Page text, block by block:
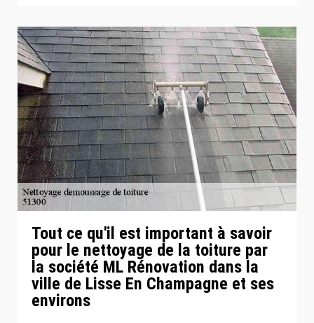
Tout ce qu'il est important à savoir
pour le nettoyage de la toiture par
la société ML Rénovation dans la
ville de Lisse En Champagne et ses
environs